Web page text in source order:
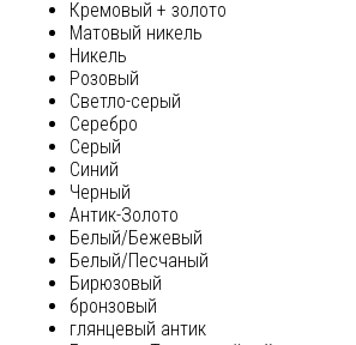
Кремовый + золото
Матовый никель
Никель
Розовый
Светло-серый
Серебро
Серый
Синий
Черный
Антик-Золото
Белый/Бежевый
Белый/Песчаный
Бирюзовый
бронзовый
глянцевый антик